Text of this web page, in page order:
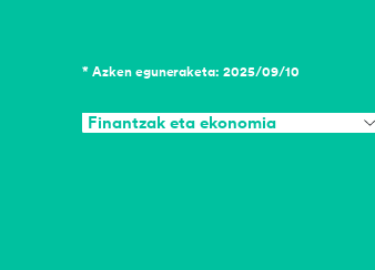
* Azken eguneraketa: 2025/09/10
Finantzak eta ekonomia